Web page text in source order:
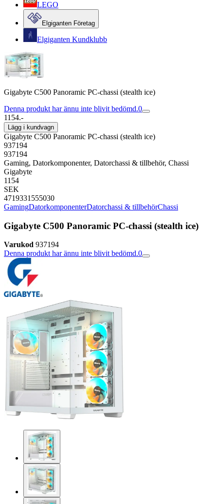
LEGO
Elgiganten Företag
Elgiganten Kundklubb
Gigabyte C500 Panoramic PC-chassi (stealth ice)
Denna produkt har ännu inte blivit bedömd.0
1154.-
Lägg i kundvagn
Gigabyte C500 Panoramic PC-chassi (stealth ice)
937194
937194
Gaming, Datorkomponenter, Datorchassi & tillbehör, Chassi
Gigabyte
1154
SEK
4719331555030
GamingDatorkomponenterDatorchassi & tillbehörChassi
Gigabyte C500 Panoramic PC-chassi (stealth ice)
Varukod 937194
Denna produkt har ännu inte blivit bedömd.0